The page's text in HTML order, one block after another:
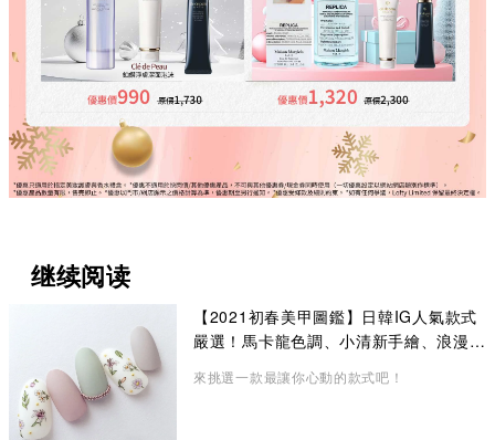
继续阅读
【2021初春美甲圖鑑】日韓IG人氣款式
嚴選！馬卡龍色調、小清新手繪、浪漫乾
來挑選一款最讓你心動的款式吧！